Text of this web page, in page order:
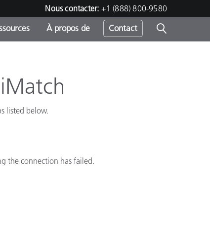
Nous contacter: +1 (888) 800-9580
À propos de Contact
listed below.
the connection has failed.